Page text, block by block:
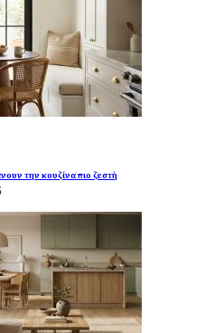
την κουζίνα πιο ζεστή